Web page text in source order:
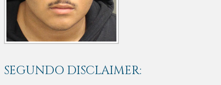
SEGUNDO DISCLAIMER: